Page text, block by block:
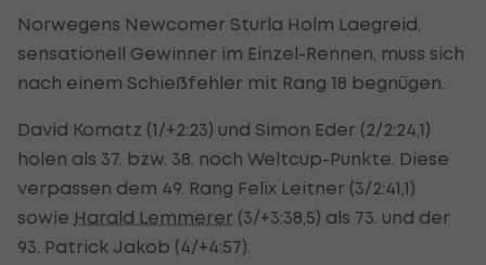
Norwegens Newcomer Sturla Holm Laegreid,
sensationell Gewinner im Einzel-Rennen, muss sich
nach einem Schießfehler mit Rang 18 begnügen.
David Komatz (1/+2:23) und Simon Eder (2/2:24,1)
holen als 37. bzw. 38. noch Weltcup-Punkte. Diese
verpassen dem 49. Rang Felix Leitner (3/2:41,1)
sowie Harald Lemmerer (3/+3:38,5) als 73. und der
93. Patrick Jakob (4/+4:57).